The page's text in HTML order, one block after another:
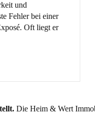
und
Fehler bei einer
Oft liegt er
Die Heim & Wert